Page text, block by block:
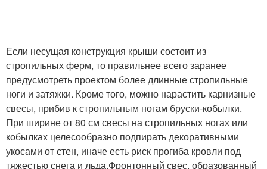
Если несущая конструкция крыши состоит из
стропильных ферм, то правильнее всего заранее
предусмотреть проектом более длинные стропильные
ноги и затяжки. Кроме того, можно нарастить карнизные
свесы, прибив к стропильным ногам бруски-кобылки.
При ширине от 80 см свесы на стропильных ногах или
кобылках целесообразно подпирать декоративными
укосами от стен, иначе есть риск прогиба кровли под
тяжестью снега и льда.Фронтонный свес, образованный